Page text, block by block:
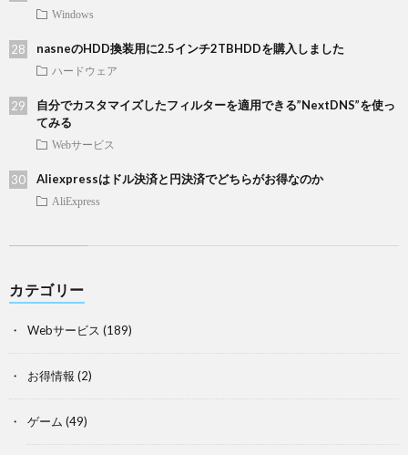
Windows
nasneのHDD換装用に2.5インチ2TBHDDを購入しました
ハードウェア
自分でカスタマイズしたフィルターを適用できる”NextDNS”を使っ
てみる
Webサービス
Aliexpressはドル決済と円決済でどちらがお得なのか
AliExpress
カテゴリー
Webサービス (189)
お得情報 (2)
ゲーム (49)